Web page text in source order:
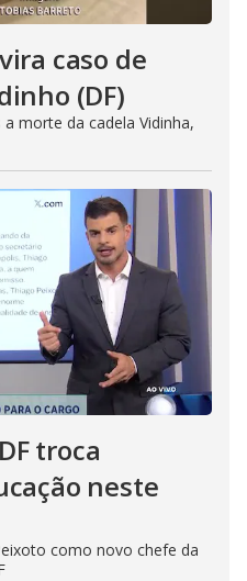
caso de
(DF)
morte da cadela Vidinha,
troca
neste
como novo chefe da